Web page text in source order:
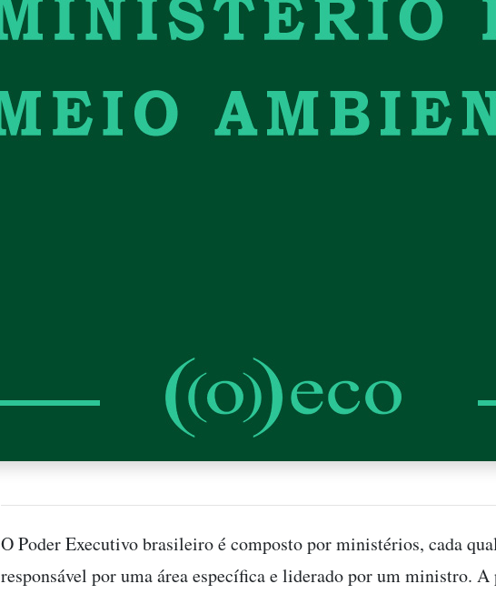
O Poder Executivo brasileiro é composto por ministérios, cada
responsável por uma área específica e liderado por um ministro. A